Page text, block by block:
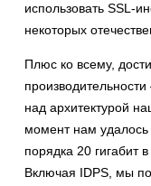
использовать SSL-
некоторых
Плюс ко всему,
над архитектурой
момент нам удалось
порядка 20 гигабит
Включая IDPS, мы